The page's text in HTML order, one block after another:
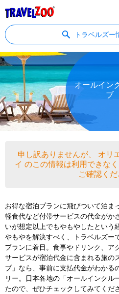
トラベルズー
オールイン
ブ
申し訳ありませんが、 オリ
イ のこの情報は利用できな
ご確認くだ
お得な宿泊プランに飛びついて泊ま
軽食代など付帯サービスの代金がか
いが想定以上でもやもやしたという
やもやを解決すべく、トラベルズー
プランに着目。食事やドリンク、ア
サービスが宿泊代金に含まれる旅の
ブ」なら、事前に支払代金がわかる
リー。日本各地の「オールインクル
たので、ぜひチェックしてみてくだ